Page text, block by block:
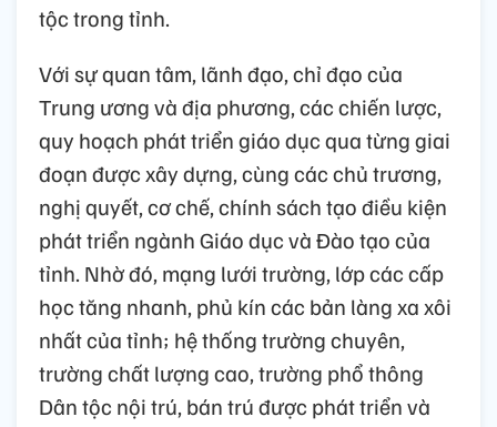
tộc trong tỉnh.
Với sự quan tâm, lãnh đạo, chỉ đạo của
Trung ương và địa phương, các chiến lược,
quy hoạch phát triển giáo dục qua từng giai
đoạn được xây dựng, cùng các chủ trương,
nghị quyết, cơ chế, chính sách tạo điều kiện
phát triển ngành Giáo dục và Đào tạo của
tỉnh. Nhờ đó, mạng lưới trường, lớp các cấp
học tăng nhanh, phủ kín các bản làng xa xôi
nhất của tỉnh; hệ thống trường chuyên,
trường chất lượng cao, trường phổ thông
Dân tộc nội trú, bán trú được phát triển và